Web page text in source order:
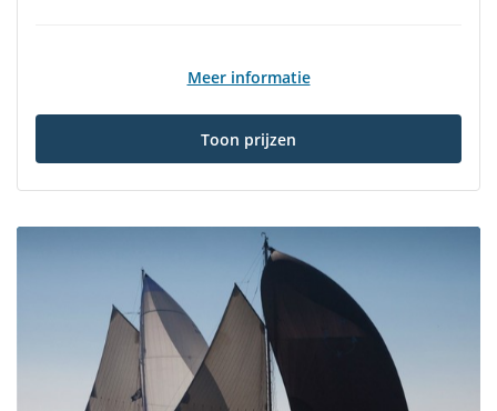
Meer informatie
Toon prijzen